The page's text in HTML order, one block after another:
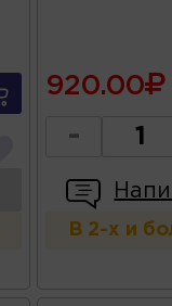
920.00
-
В 2-х и